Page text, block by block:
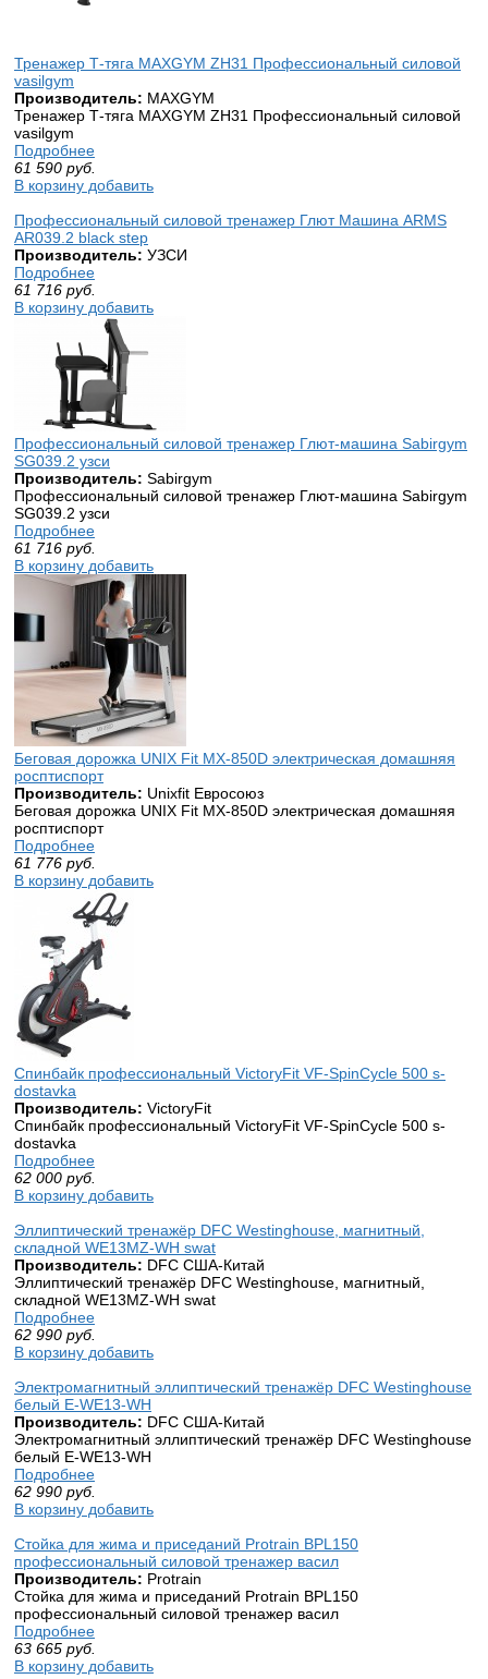
Тренажер Т-тяга MAXGYM ZH31 Профессиональный cиловой
vasilgym
Производитель: MAXGYM
Тренажер Т-тяга MAXGYM ZH31 Профессиональный cиловой
vasilgym
Подробнее
61 590 руб.
В корзину добавить
Профессиональный силовой тренажер Глют Машина ARMS
AR039.2 black step
Производитель: УЗСИ
Подробнее
61 716 руб.
В корзину добавить
Профессиональный силовой тренажер Глют-машина Sabirgym
SG039.2 узси
Производитель: Sabirgym
Профессиональный силовой тренажер Глют-машина Sabirgym
SG039.2 узси
Подробнее
61 716 руб.
В корзину добавить
Беговая дорожка UNIX Fit MX-850D электрическая домашняя
росптиспорт
Производитель: Unixfit Евросоюз
Беговая дорожка UNIX Fit MX-850D электрическая домашняя
росптиспорт
Подробнее
61 776 руб.
В корзину добавить
Спинбайк профессиональный VictoryFit VF-SpinCycle 500 s-
dostavka
Производитель: VictoryFit
Спинбайк профессиональный VictoryFit VF-SpinCycle 500 s-
dostavka
Подробнее
62 000 руб.
В корзину добавить
Эллиптический тренажёр DFC Westinghouse, магнитный,
складной WE13MZ-WH swat
Производитель: DFC США-Китай
Эллиптический тренажёр DFC Westinghouse, магнитный,
складной WE13MZ-WH swat
Подробнее
62 990 руб.
В корзину добавить
Электромагнитный эллиптический тренажёр DFC Westinghouse
белый E-WE13-WH
Производитель: DFC США-Китай
Электромагнитный эллиптический тренажёр DFC Westinghouse
белый E-WE13-WH
Подробнее
62 990 руб.
В корзину добавить
Стойка для жима и приседаний Protrain BPL150
профессиональный силовой тренажер васил
Производитель: Protrain
Стойка для жима и приседаний Protrain BPL150
профессиональный силовой тренажер васил
Подробнее
63 665 руб.
В корзину добавить